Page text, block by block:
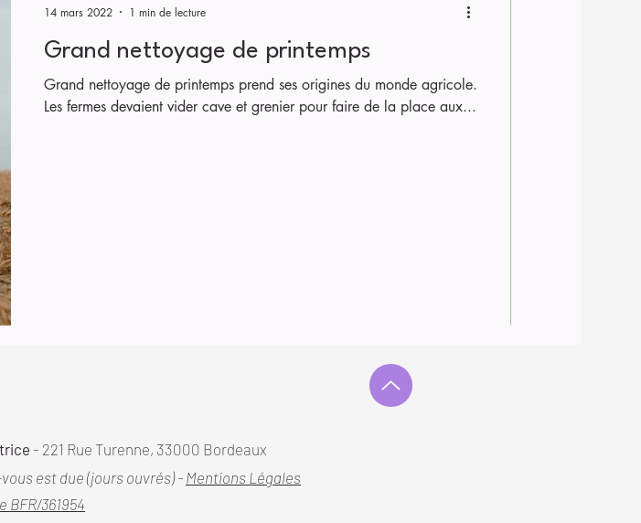
Grand nettoyage de printemps
Grand nettoyage de printemps prend ses origines du monde agricole.
Les fermes devaient vider cave et grenier pour faire de la place aux...
14 mars 2022 1 min de lecture
- 221 Rue Turenne, 33000 Bordeaux
est due (jours ouvrés) - Mentions Légales
BFR/361954